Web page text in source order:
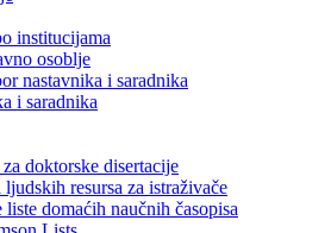
institucijama
osoblje
nastavnika i saradnika
i saradnika
doktorske disertacije
ljudskih resursa za istraživače
liste domaćih naučnih časopisa